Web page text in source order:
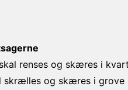
renses og skæres i
skrælles og skæres i